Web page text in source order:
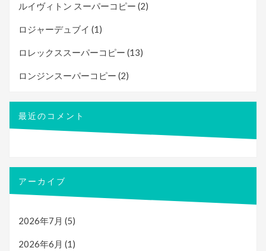
ルイヴィトン スーパーコピー (2)
ロジャーデュブイ (1)
ロレックススーパーコピー (13)
ロンジンスーパーコピー (2)
最近のコメント
アーカイブ
2026年7月 (5)
2026年6月 (1)